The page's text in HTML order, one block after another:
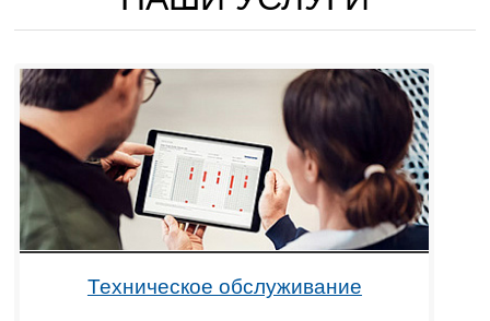
Техническое обслуживание